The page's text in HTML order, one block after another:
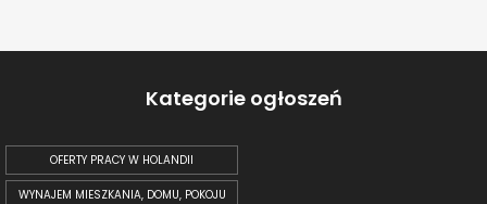
Kategorie ogłoszeń
OFERTY PRACY W HOLANDII
WYNAJEM MIESZKANIA, DOMU, POKOJU